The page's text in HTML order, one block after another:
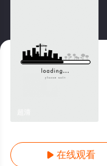
 在线观看